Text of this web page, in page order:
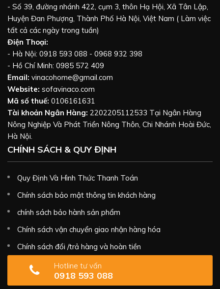
- Số 39, đường nhánh 422, cụm 3, thôn Hạ Hội, Xã Tân Lập,
Huyện Đan Phượng, Thành Phố Hà Nội, Việt Nam ( Làm việc
tất cả các ngày trong tuần)
Điện Thoại:
- Hà Nội: 0918 593 088 - 0968 932 398
- Hồ Chí Minh: 0985 572 409
Email: vinacohome@gmail.com
Website: sofavinaco.com
Mã số thuế: 0106161631
Tài khoản Ngân Hàng: 2202205112533 Tại Ngân Hàng
Nông Nghiệp Và Phát Triển Nông Thôn, Chi Nhánh Hoài Đức,
Hà Nội.
CHÍNH SÁCH & QUY ĐỊNH
Quy Định Và Hình Thức Thanh Toán
Chính sách bảo mật thông tin khách hàng
chính sách bảo hành sản phẩm
Chính sách vận chuyển giao nhận hàng hóa
Chính sách đổi /trả hàng và hoàn tiền
Hotline tư vấn
0918 593 088